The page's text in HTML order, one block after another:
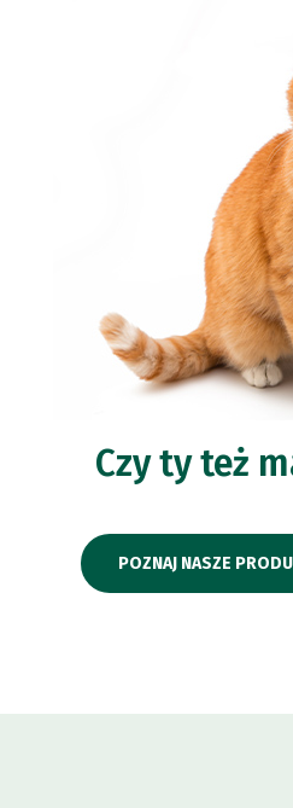
Czy ty też
POZNAJ NASZE